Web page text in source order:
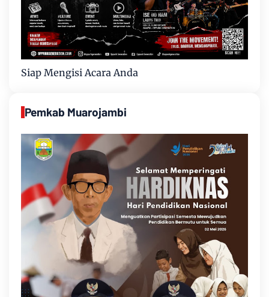
Siap Mengisi Acara Anda
Pemkab Muarojambi